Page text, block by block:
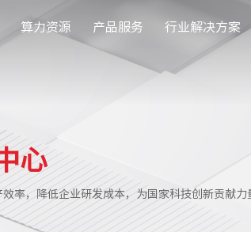
算力资源 产品服务 行业解决方案